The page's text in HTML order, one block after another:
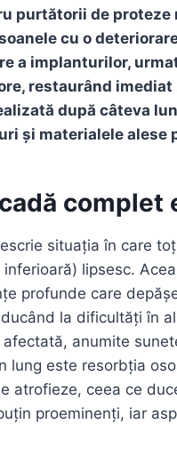
purtătorii de
cu o
a implanturilor,
restaurând
după câteva
și materialele alese
complet
situația în care
lipsesc.
profunde care
la dificultăți în
anumite
lung este resorbția
atrofieze, ceea ce
proeminenți, iar